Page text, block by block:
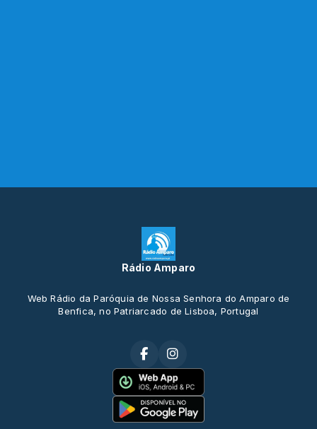
Rádio Amparo
Web Rádio da Paróquia de Nossa Senhora do Amparo de
Benfica, no Patriarcado de Lisboa, Portugal